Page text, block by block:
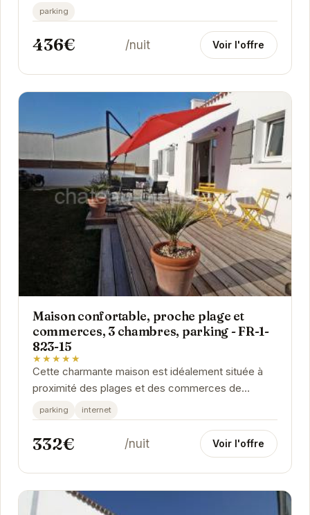
amis. Proche de la plage, vous pourrez...
parking
436€ /nuit Voir l'offre
Maison confortable, proche plage et
commerces, 3 chambres, parking - FR-1-
823-15
★★★★★
Cette charmante maison est idéalement située à
proximité des plages et des commerces de
Noirmoutier-en-l'Île. Avec ses 3 chambres
spacieuses,...
parking internet
332€ /nuit Voir l'offre